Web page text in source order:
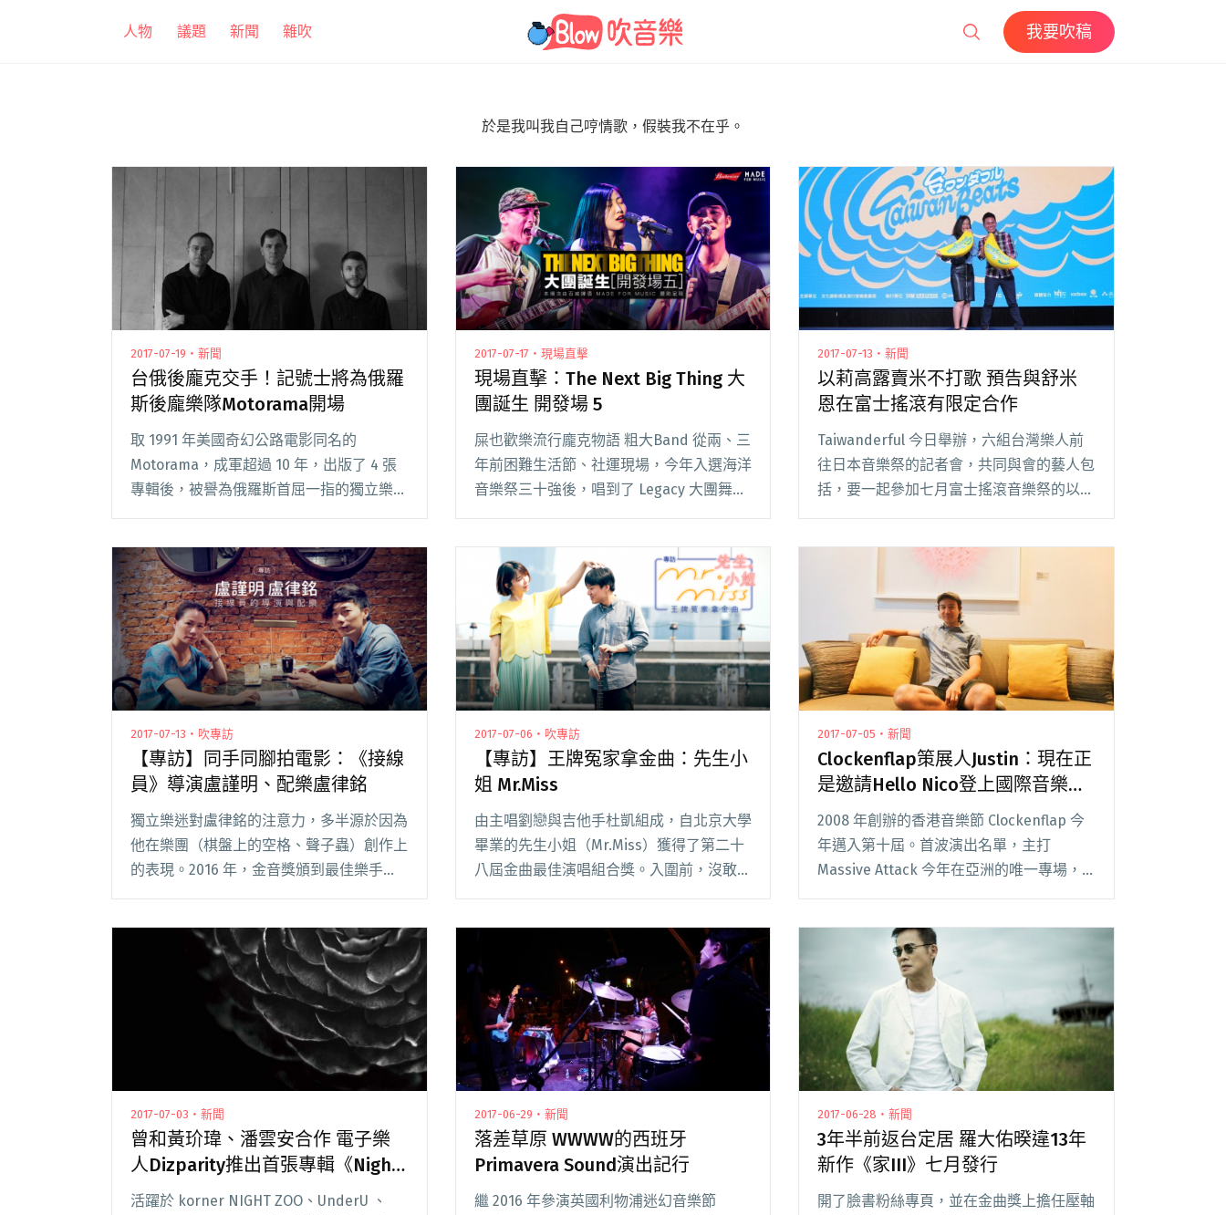
人物 議題 新聞 雜吹 我要吹稿
於是我叫我自己哼情歌，假裝我不在乎。
2017-07-19・新聞
台俄後龐克交手！記號士將為俄羅
斯後龐樂隊Motorama開場
取 1991 年美國奇幻公路電影同名的
Motorama，成軍超過 10 年，出版了 4 張
專輯後，被譽為俄羅斯首屈一指的獨立樂
隊。2011 年，他們走出神秘遙遠的家鄉——
行程，寫下「cold wave閱讀全文 "台俄後
龐克交手！記號士將為俄羅斯後龐樂隊
Motorama開場"
2017-07-17・現場直擊
現場直擊：The Next Big Thing 大
團誕生 開發場 5
屎也歡樂流行龐克物語 粗大Band 從兩、三
年前困難生活節、社運現場，今年入選海洋
音樂祭三十強後，唱到了 Legacy 大團舞
台，粉絲專頁破三千讚。只能說，粗大
男孩子，彈著標準暢快的流行龐克閱讀全文
"現場直擊：The Next Big Thing 大團誕生
開發場 5"
2017-07-13・新聞
以莉高露賣米不打歌 預告與舒米
恩在富士搖滾有限定合作
Taiwanderful 今日舉辦，六組台灣樂人前
往日本音樂祭的記者會，共同與會的藝人包
括，要一起參加七月富士搖滾音樂祭的以莉
高露、舒米恩、落差草原WWWW，已參加
器，以及再次到八月東京 Su閱讀全文 "以
莉高露賣米不打歌 預告與舒米恩在富士搖
滾有限定合作"
2017-07-13・吹專訪
【專訪】同手同腳拍電影：《接線
員》導演盧謹明、配樂盧律銘
獨立樂迷對盧律銘的注意力，多半源於因為
他在樂團（棋盤上的空格、聲子蟲）創作上
的表現。2016 年，金音獎頒到最佳樂手
字。 失望的樣子沒錄到，倒是錄下他驚訝
萬分閱讀全文 "【專訪】同手同腳拍電影：
《接線員》導演盧謹明、配樂盧律銘"
2017-07-06・吹專訪
【專訪】王牌冤家拿金曲：先生小
姐 Mr.Miss
由主唱劉戀與吉他手杜凱組成，自北京大學
畢業的先生小姐（Mr.Miss）獲得了第二十
八屆金曲最佳演唱組合獎。入圍前，沒敢想
來用吧，誰知道後來還有大禮等著他們。
為了要閱讀全文 "【專訪】王牌冤家拿金
曲：先生小姐 Mr.Miss"
2017-07-05・新聞
Clockenflap策展人Justin：現在正
是邀請Hello Nico登上國際音樂節
的好時機！
2008 年創辦的香港音樂節 Clockenflap 今
年邁入第十屆。首波演出名單，主打
Massive Attack 今年在亞洲的唯一專場，
"Clockenflap策展人Justin：現在正是邀請
Hello Nico登上國際音樂節的好時機！"
2017-07-03・新聞
曾和黃玠瑋、潘雲安合作 電子樂
人Dizparity推出首張專輯《Night
Phase 夜相》
活躍於 korner NIGHT ZOO、UnderU 、
2017-06-29・新聞
落差草原 WWWW的西班牙
Primavera Sound演出記行
繼 2016 年參演英國利物浦迷幻音樂節
2017-06-28・新聞
3年半前返台定居 羅大佑暌違13年
新作《家III》七月發行
開了臉書粉絲專頁，並在金曲獎上擔任壓軸